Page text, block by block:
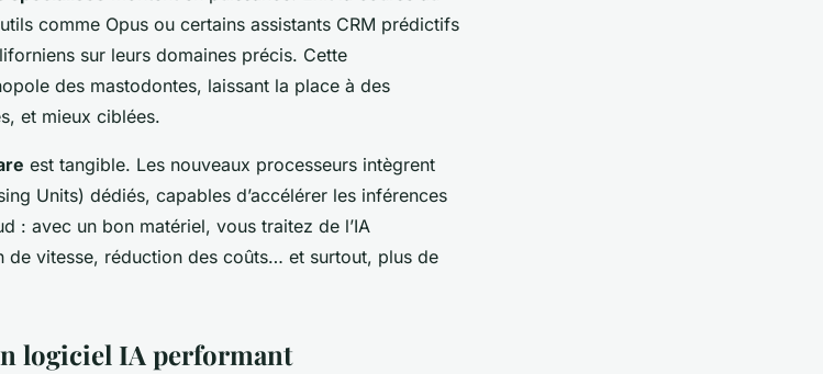
comme Opus ou certains assistants CRM prédictifs
sur leurs domaines précis. Cette
des mastodontes, laissant la place à des
et mieux ciblées.
est tangible. Les nouveaux processeurs intègrent
Units) dédiés, capables d’accélérer les inférences
: avec un bon matériel, vous traitez de l’IA
de vitesse, réduction des coûts… et surtout, plus de
logiciel IA performant